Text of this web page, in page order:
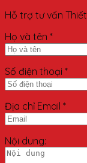
Hỗ trợ tư vấn
Họ và tên *
Số điện thoại *
Địa chỉ Email *
Nội dung: